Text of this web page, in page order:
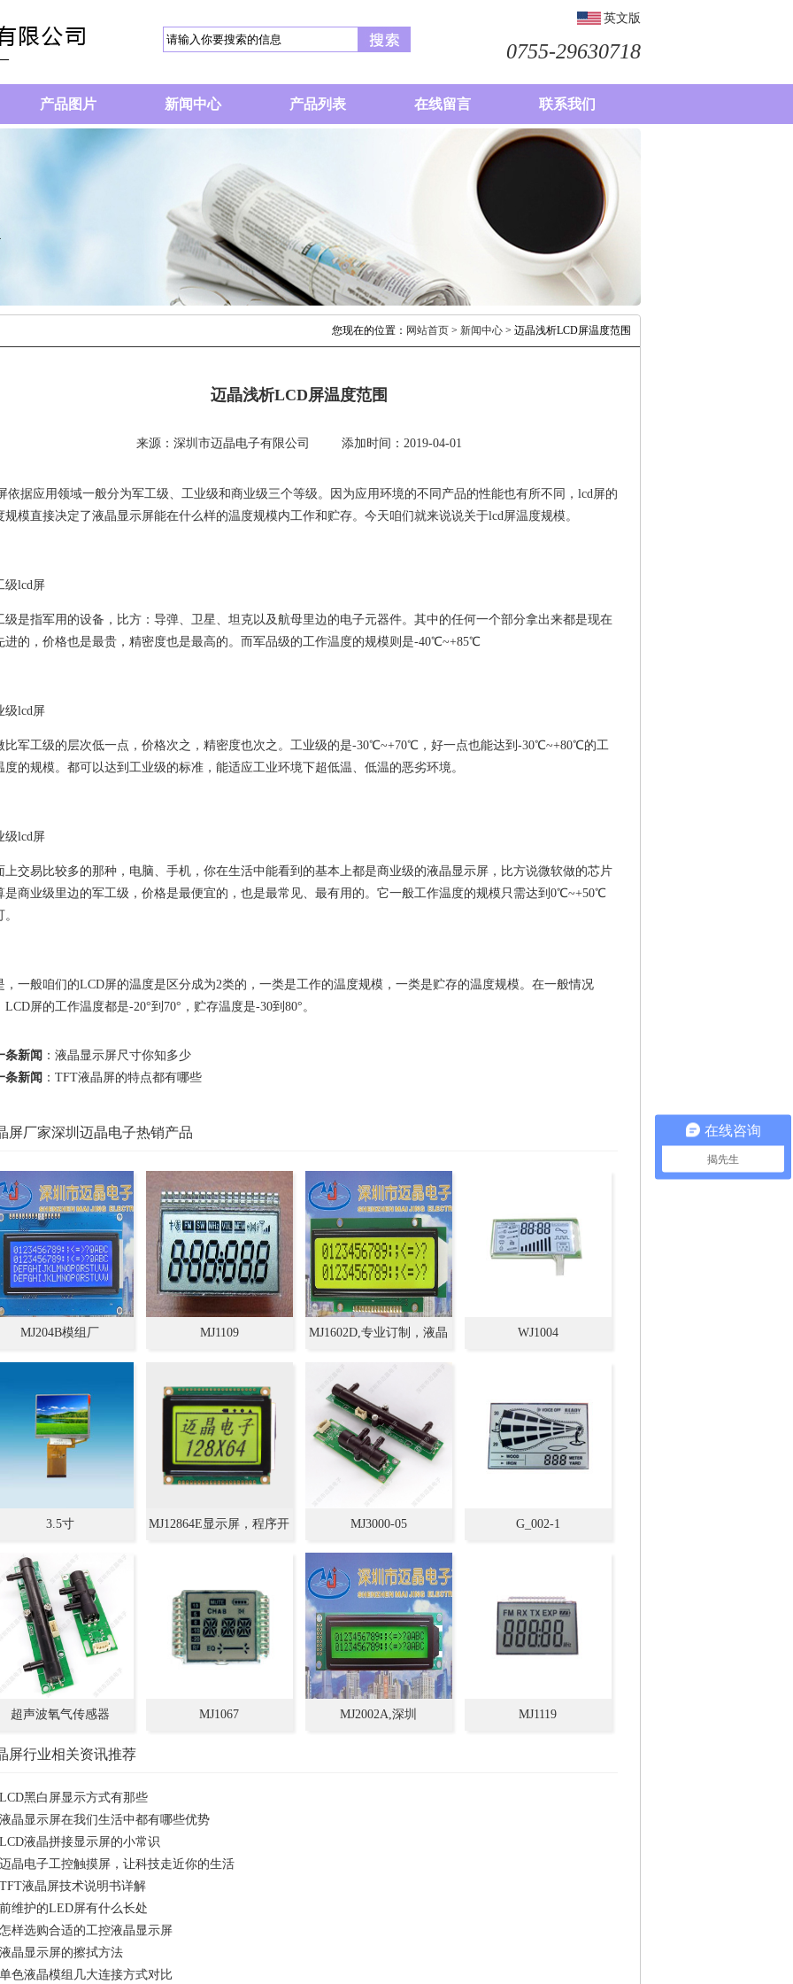
英文版
0755-29630718
产品图片 新闻中心 产品列表 在线留言 联系我们
您现在的位置： 网站首页 > 新闻中心 > 迈晶浅析LCD屏温度范围
迈晶浅析LCD屏温度范围
来源：深圳市迈晶电子有限公司 添加时间：2019-04-01
依据应用领域一般分为军工级、工业级和商业级三个等级。因为应用环境的不同产品的性能也有所不同，lcd屏的
规模直接决定了液晶显示屏能在什么样的温度规模内工作和贮存。今天咱们就来说说关于lcd屏温度规模。
级lcd屏
级是指军用的设备，比方：导弹、卫星、坦克以及航母里边的电子元器件。其中的任何一个部分拿出来都是现在
进的，价格也是最贵，精密度也是最高的。而军品级的工作温度的规模则是-40℃~+85℃
级lcd屏
比军工级的层次低一点，价格次之，精密度也次之。工业级的是-30℃~+70℃，好一点也能达到-30℃~+80℃的工
度的规模。都可以达到工业级的标准，能适应工业环境下超低温、低温的恶劣环境。
级lcd屏
上交易比较多的那种，电脑、手机，你在生活中能看到的基本上都是商业级的液晶显示屏，比方说微软做的芯片
是商业级里边的军工级，价格是最便宜的，也是最常见、最有用的。它一般工作温度的规模只需达到0℃~+50℃
，一般咱们的LCD屏的温度是区分成为2类的，一类是工作的温度规模，一类是贮存的温度规模。在一般情况
LCD屏的工作温度都是-20°到70°，贮存温度是-30到80°。
条新闻 ： 液晶显示屏尺寸你知多少
条新闻 ： TFT液晶屏的特点都有哪些
屏厂家深圳迈晶电子热销产品
MJ204B模组厂
.LCD.LCM.COG专业生
欢迎定制,液晶显示模块
MJ1109 MJ1602D,专业订制，液晶
屏，LCM模组，生产厂家,
模块
WJ1004
3.5寸 MJ12864E显示屏，程序开
持中文字库
MJ3000-05 G_002-1
超声波氧气传感器 MJ1067 MJ2002A,深圳 MJ1119
屏行业相关资讯推荐
LCD黑白屏显示方式有那些
液晶显示屏在我们生活中都有哪些优势
LCD液晶拼接显示屏的小常识
迈晶电子工控触摸屏，让科技走近你的生活
TFT液晶屏技术说明书详解
前维护的LED屏有什么长处
怎样选购合适的工控液晶显示屏
液晶显示屏的擦拭方法
单色液晶模组几大连接方式对比
在线咨询
揭先生